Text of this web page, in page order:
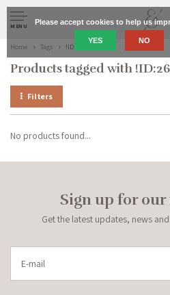
MENU
Home Tags !ID:26345677
Products tagged with
Filters
No products found...
Sign up for
Get the latest updates, news
Please accept cookies to help us
YES NO